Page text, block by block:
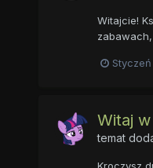
Witajcie!
Witaj
temat
Kroczysz